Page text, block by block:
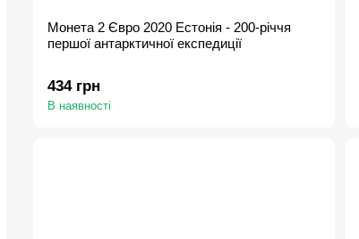
Монета 2 Євро 2020 Естонія - 200-річчя
першої антарктичної експедиції
434 грн
В наявності